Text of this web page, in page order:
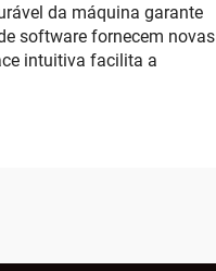
da máquina garante
software fornecem novas
intuitiva facilita a